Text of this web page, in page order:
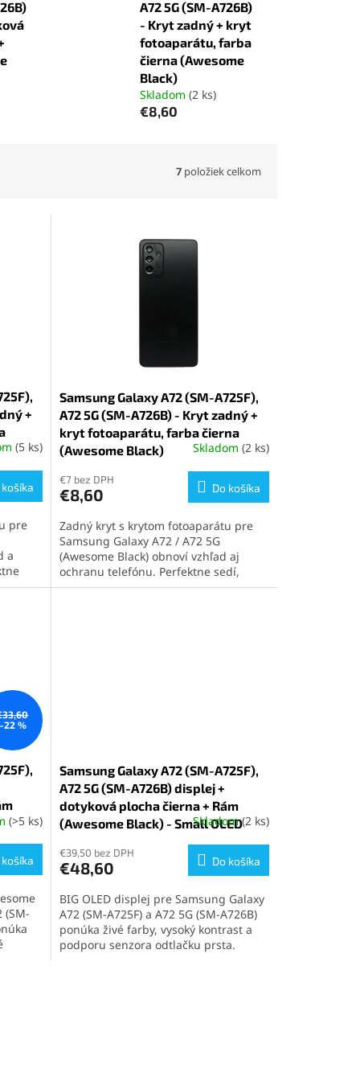
A72 5G (SM-A726B)
- Kryt zadný + kryt
fotoaparátu, farba
čierna (Awesome
Black)
Skladom (2 ks)
€8,60
7 položiek celkom
+
(5 ks)
pre
a
a
Samsung Galaxy A72 (SM-A725F),
A72 5G (SM-A726B) - Kryt zadný +
kryt fotoaparátu, farba čierna
(Awesome Black)
Priemerné
produktu
je
z
5
hviezdičiek.
Skladom (2 ks)
€7 bez DPH
€8,60 Do košíka
Zadný kryt s krytom fotoaparátu pre
Samsung Galaxy A72 / A72 5G
(Awesome Black) obnoví vzhľad aj
ochranu telefónu. Perfektne sedí,
jednoducho sa inštaluje a chráni
%
(>5 ks)
(SM-
Samsung Galaxy A72 (SM-A725F),
A72 5G (SM-A726B) displej +
dotyková plocha čierna + Rám
(Awesome Black) - Small OLED
Priemerné
produktu
je
z
5
hviezdičiek.
Skladom(2 ks)
€39,50 bez DPH
€48,60 Do košíka
BIG OLED displej pre Samsung Galaxy
A72 (SM-A725F) a A72 5G (SM-A726B)
ponúka živé farby, vysoký kontrast a
podporu senzora odtlačku prsta.